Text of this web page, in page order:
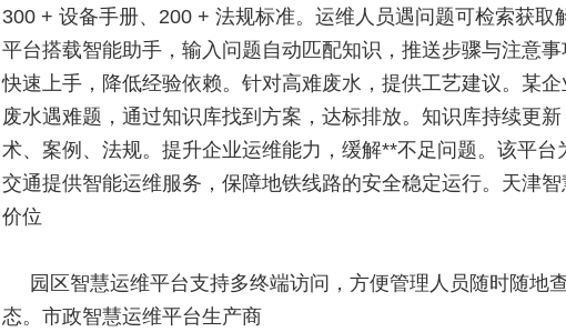
300 + 设备手册、200 + 法规标准。运维人员遇问题可检索获取
平台搭载智能助手，输入问题自动匹配知识，推送步骤与注意
快速上手，降低经验依赖。针对高难废水，提供工艺建议。某
废水遇难题，通过知识库找到方案，达标排放。知识库持续更
术、案例、法规。提升企业运维能力，缓解**不足问题。该平台
交通提供智能运维服务，保障地铁线路的安全稳定运行。天津智
价位
园区智慧运维平台支持多终端访问，方便管理人员随时随地
态。市政智慧运维平台生产商